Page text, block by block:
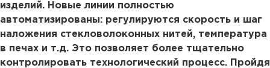
изделий. Новые линии полностью
автоматизированы: регулируются скорость и шаг
наложения стекловолоконных нитей, температура
в печах и т.д. Это позволяет более тщательно
контролировать технологический процесс. Пройдя